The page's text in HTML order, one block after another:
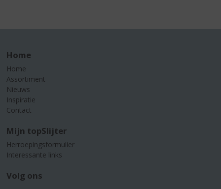
Home
Home
Assortiment
Nieuws
Inspiratie
Contact
Mijn topSlijter
Herroepingsformulier
Interessante links
Volg ons